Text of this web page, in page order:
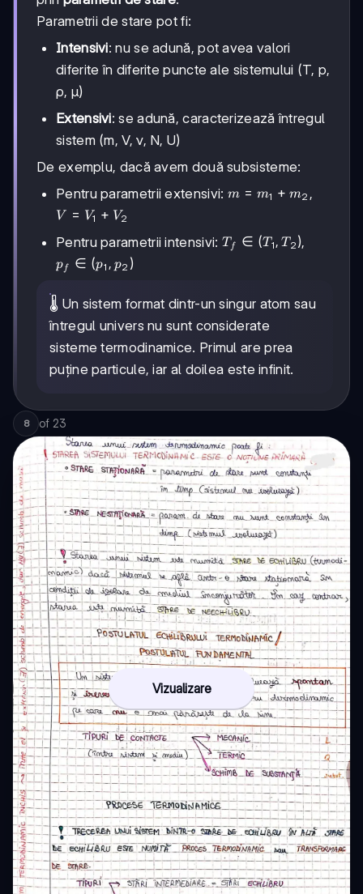
Parametrii de stare pot fi:
Intensivi: nu se adună, pot avea valori
diferite în diferite puncte ale sistemului (T, p,
ρ, μ)
Extensivi: se adună, caracterizează întregul
sistem (m, V, ν, N, U)
De exemplu, dacă avem două subsisteme:
Pentru parametrii extensivi: m =
m_2
m = m1 + m2 ,
V =
+
V_2
V = V1 + V2
Pentru parametrii intensivi: T_f
Tf ∈ (T1 , T2 ),
p_f
(p_1,
p_2)
pf ∈ (p1 , p2 )
🌡️ Un sistem format dintr-un singur atom sau
întregul univers nu sunt considerate
sisteme termodinamice. Primul are prea
puține particule, iar al doilea este infinit.
8 of 23
Vizualizare